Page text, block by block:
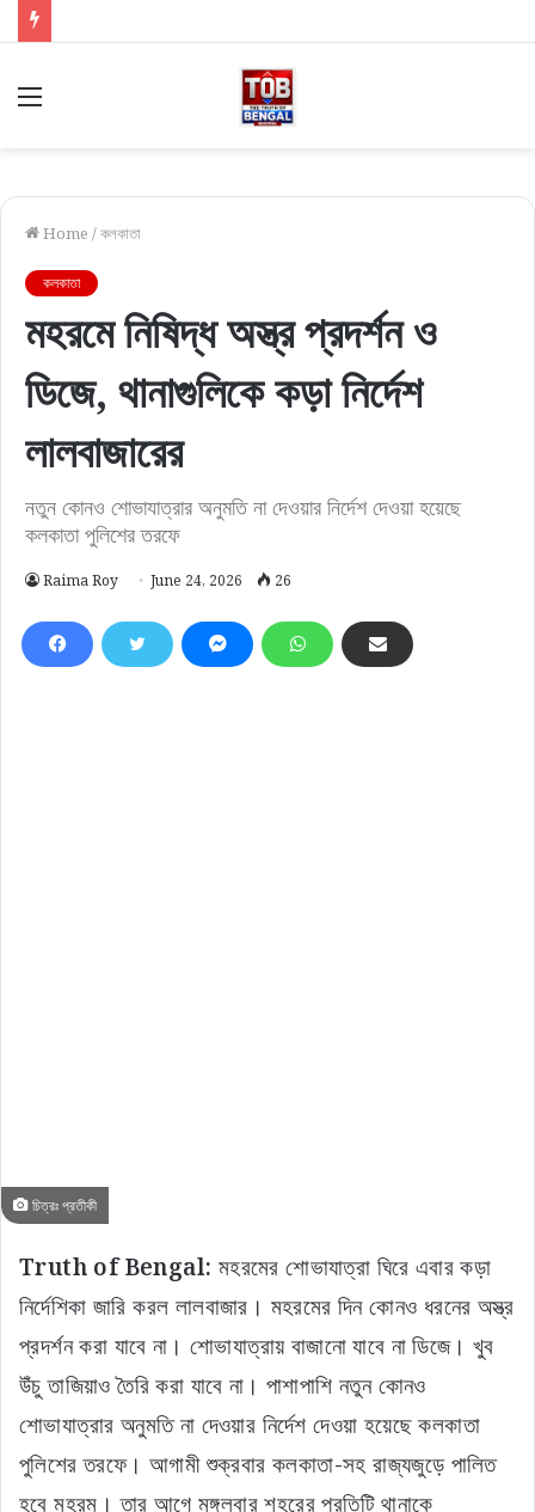
Menu
Home /কলকাতা
কলকাতা
মহরমে নিষিদ্ধ অস্ত্র প্রদর্শন ও
ডিজে, থানাগুলিকে কড়া নির্দেশ
লালবাজারের
নতুন কোনও শোভাযাত্রার অনুমতি না দেওয়ার নির্দেশ দেওয়া হয়েছে
কলকাতা পুলিশের তরফে
Raima Roy June 24, 2026 26